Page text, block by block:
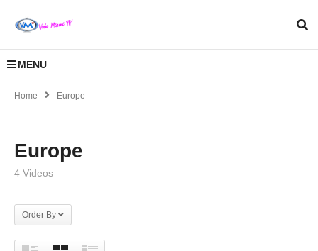
MENU
Home Europe
Europe
4 Videos
Order By